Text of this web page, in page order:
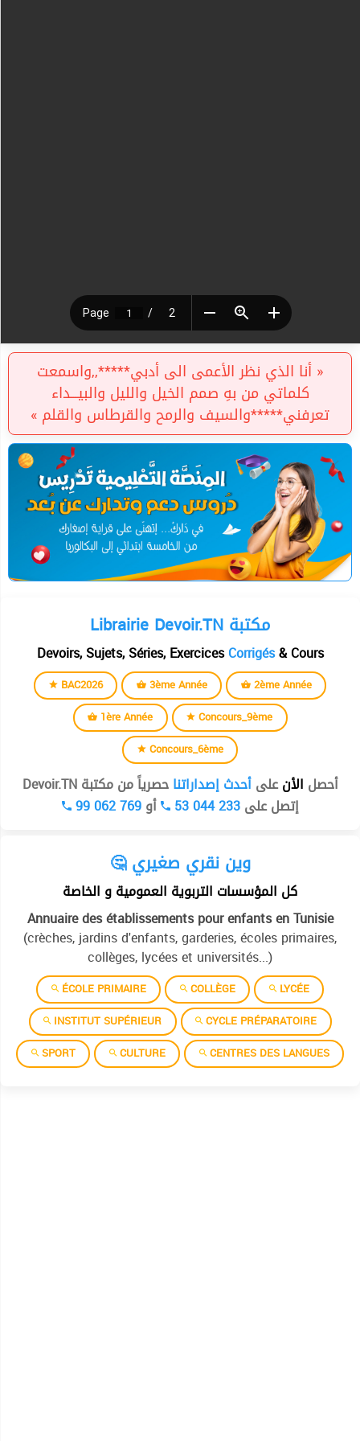
« أنا الذي نظر الأعمى الى أدبي*****,,واسمعت
كلماتي من بهِ صمم الخيل والليل والبيـــداء
تعرفني*****والسيف والرمح والقرطاس والقلم »
Librairie Devoir.TN مكتبة
Devoirs, Sujets, Séries, ExercicesCorrigés& Cours
BAC2026 3ème Année
2ème Année
1ère Année
Concours_9ème
Concours_6ème
أحصل الأنعلىأحدث إصداراتناحصرياً من مكتبة Devoir.TN
إتصل على53 044 233 أو99 062 769
🤔 وين نقري صغيري
كل المؤسسات التربوية العمومية و الخاصة
Annuaire des établissements pour enfants en Tunisie
(crèches, jardins d'enfants, garderies, écoles primaires,
collèges, lycées et universités...)
ÉCOLE PRIMAIRE COLLÈGE
LYCÉE
INSTITUT SUPÉRIEUR
CYCLE PRÉPARATOIRE
SPORT
CULTURE CENTRES DES LANGUES